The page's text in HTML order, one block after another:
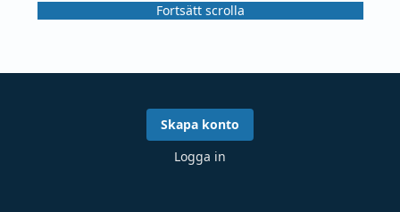
Fortsätt scrolla
Skapa konto
Logga in